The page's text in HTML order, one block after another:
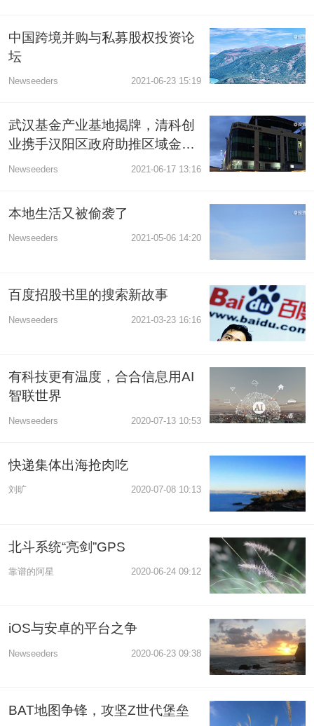
中国跨境并购与私募股权投资论
坛
Newseeders 2021-06-23 15:19
武汉基金产业基地揭牌，清科创
业携手汉阳区政府助推区域金融
中心建设
Newseeders 2021-06-17 13:16
本地生活又被偷袭了
Newseeders 2021-05-06 14:20
百度招股书里的搜索新故事
Newseeders 2021-03-23 16:16
有科技更有温度，合合信息用AI
智联世界
Newseeders 2020-07-13 10:53
快递集体出海抢肉吃
刘旷 2020-07-08 10:13
北斗系统“亮剑”GPS
靠谱的阿星 2020-06-24 09:12
iOS与安卓的平台之争
Newseeders 2020-06-23 09:38
BAT地图争锋，攻坚Z世代堡垒